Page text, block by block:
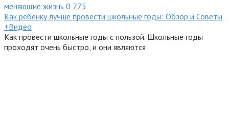
меняющие жизнь 0 775
Как ребенку лучше провести школьные годы: Обзор и Советы
+Видео
Как провести школьные годы с пользой. Школьные годы
проходят очень быстро, и они являются